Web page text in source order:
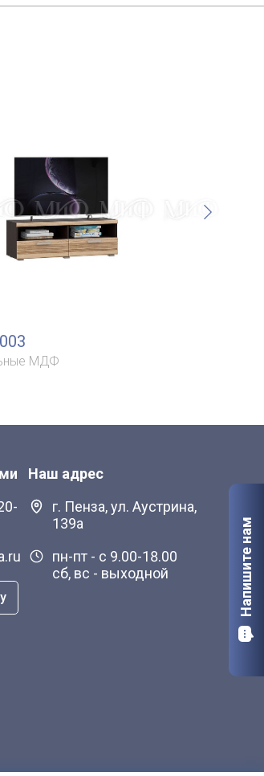
МДФ
Наш адрес
г. Пенза, ул. Аустрина,
139а
пн-пт - с 9.00-18.00
сб, вс - выходной
Напишите нам